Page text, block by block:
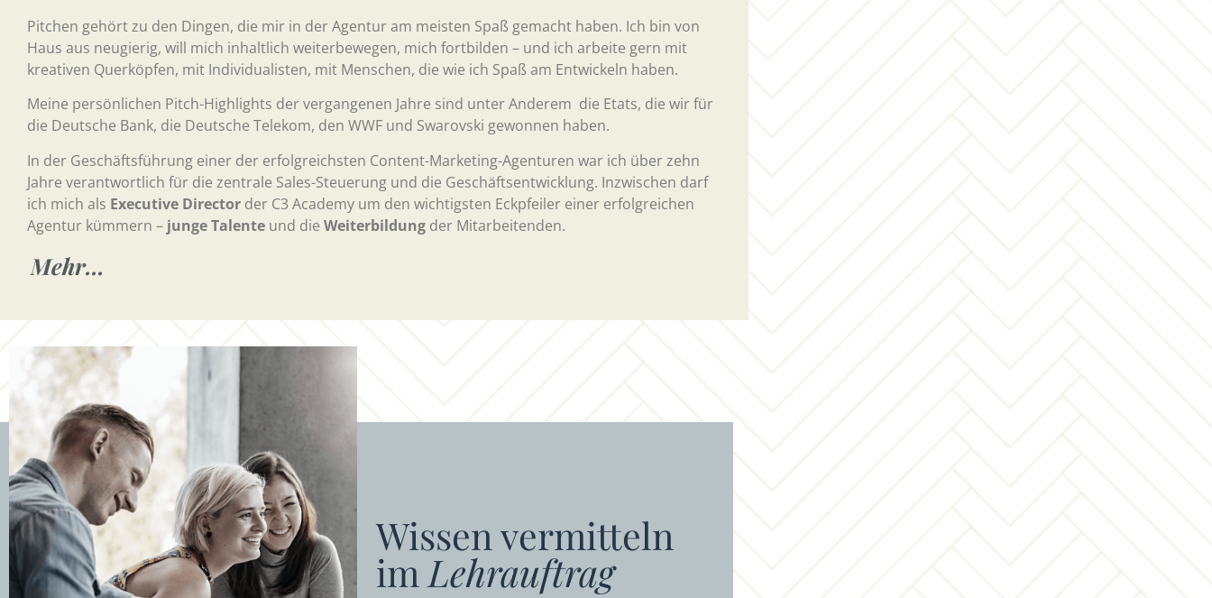
Pitchen gehört zu den Dingen, die mir in der Agentur am meisten Spaß gemacht haben. Ich bin von
Haus aus neugierig, will mich inhaltlich weiterbewegen, mich fortbilden – und ich arbeite gern mit
kreativen Querköpfen, mit Individualisten, mit Menschen, die wie ich Spaß am Entwickeln haben.
Meine persönlichen Pitch-Highlights der vergangenen Jahre sind unter Anderem die Etats, die wir für
die Deutsche Bank, die Deutsche Telekom, den WWF und Swarovski gewonnen haben.
In der Geschäftsführung einer der erfolgreichsten Content-Marketing-Agenturen war ich über zehn
Jahre verantwortlich für die zentrale Sales-Steuerung und die Geschäftsentwicklung. Inzwischen darf
ich mich als Executive Director der C3 Academy um den wichtigsten Eckpfeiler einer erfolgreichen
Agentur kümmern – junge Talente und die Weiterbildung der Mitarbeitenden.
Mehr...
Wissen vermitteln
im Lehrauftrag